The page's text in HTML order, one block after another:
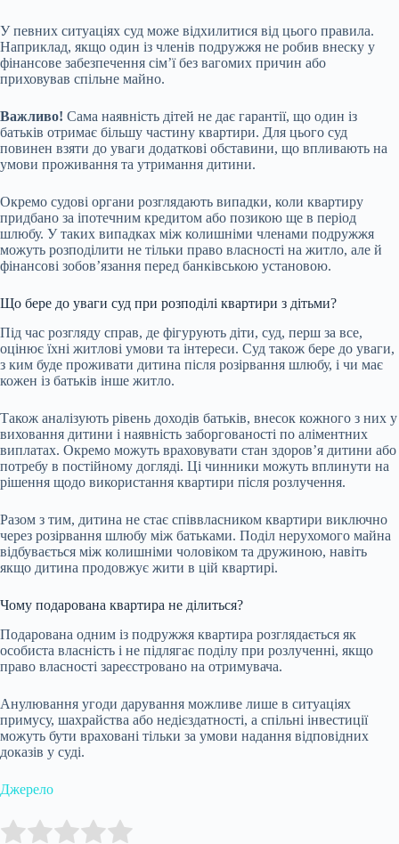
У певних ситуаціях суд може відхилитися від цього правила.
Наприклад, якщо один із членів подружжя не робив внеску у
фінансове забезпечення сім’ї без вагомих причин або
приховував спільне майно.
Важливо! Сама наявність дітей не дає гарантії, що один із
батьків отримає більшу частину квартири. Для цього суд
повинен взяти до уваги додаткові обставини, що впливають на
умови проживання та утримання дитини.
Окремо судові органи розглядають випадки, коли квартиру
придбано за іпотечним кредитом або позикою ще в період
шлюбу. У таких випадках між колишніми членами подружжя
можуть розподілити не тільки право власності на житло, але й
фінансові зобов’язання перед банківською установою.
Що бере до уваги суд при розподілі квартири з дітьми?
Під час розгляду справ, де фігурують діти, суд, перш за все,
оцінює їхні житлові умови та інтереси. Суд також бере до уваги,
з ким буде проживати дитина після розірвання шлюбу, і чи має
кожен із батьків інше житло.
Також аналізують рівень доходів батьків, внесок кожного з них у
виховання дитини і наявність заборгованості по аліментних
виплатах. Окремо можуть враховувати стан здоров’я дитини або
потребу в постійному догляді. Ці чинники можуть вплинути на
рішення щодо використання квартири після розлучення.
Разом з тим, дитина не стає співвласником квартири виключно
через розірвання шлюбу між батьками. Поділ нерухомого майна
відбувається між колишніми чоловіком та дружиною, навіть
якщо дитина продовжує жити в цій квартирі.
Чому подарована квартира не ділиться?
Подарована одним із подружжя квартира розглядається як
особиста власність і не підлягає поділу при розлученні, якщо
право власності зареєстровано на отримувача.
Анулювання угоди дарування можливе лише в ситуаціях
примусу, шахрайства або недієздатності, а спільні інвестиції
можуть бути враховані тільки за умови надання відповідних
доказів у суді.
Джерело
Rate this item: